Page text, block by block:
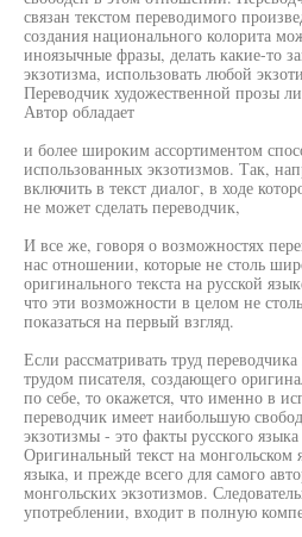
связан текстом переводимого
создания национального колорита
иноязычные фразы, делать какие-то
экзотизма, использовать любой
Переводчик художественной прозы
Автор обладает
и более широким ассортиментом
использованных экзотизмов. Так,
включить в текст диалог, в ходе
не может сделать переводчик,
И все же, говоря о возможностях
нас отношении, которые не столь
оригинального текста на русской
что эти возможности в целом не
показаться на первый взгляд.
Если рассматривать труд
трудом писателя, создающего
по себе, то окажется, что именно в
переводчик имеет наибольшую
экзотизмы - это факты русского
Оригинальный текст на монгольском
языка, и прежде всего для самого
монгольских экзотизмов.
употреблении, входит в полную